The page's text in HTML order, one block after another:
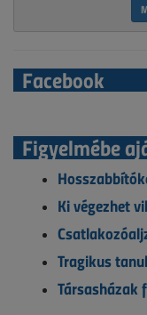
Facebook
Figyelmébe
Ki végezhet
Tragikus
Társasházak